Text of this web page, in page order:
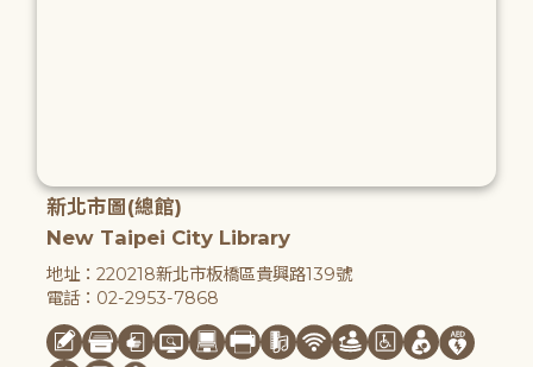
新北市圖(總館)
New Taipei City Library
地址：220218新北市板橋區貴興路139號
電話：02-2953-7868